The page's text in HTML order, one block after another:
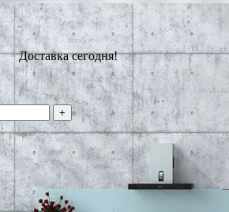
Доставка сегодня!
+